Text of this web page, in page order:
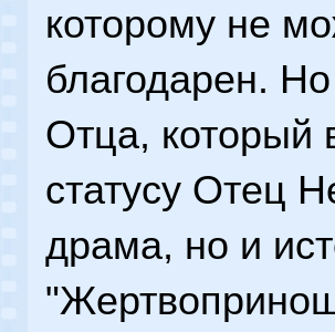
которому не
благодарен.
Отца, который
статусу Отец
драма, но и